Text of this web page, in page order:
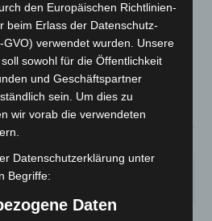
18.5°C 20°
17.7 °
MO.
28
den Europäischen Richtlinien-
beim Erlass der Datenschutz-
verwendet wurden. Unsere
sowohl für die Öffentlichkeit
und Geschäftspartner
sein. Um dies zu
wir vorab die verwendeten
Datenschutzerklärung unter
Begriffe:
Daten